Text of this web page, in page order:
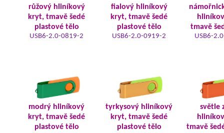
růžový hliníkový
kryt, tmavě šedé
plastové tělo
USB6-2.0-0819-2
fialový hliníkový
kryt, tmavě šedé
plastové tělo
USB6-2.0-0919-2
tmavě
USB6-
modrý hliníkový
kryt, tmavě šedé
plastové tělo
tyrkysový hliníkový
kryt, tmavě šedé
plastové tělo
světle
tmavě